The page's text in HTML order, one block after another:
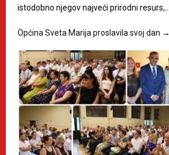
istodobno njegov najveći prirodni resurs,…
Općina Sveta Marija proslavila svoj dan →